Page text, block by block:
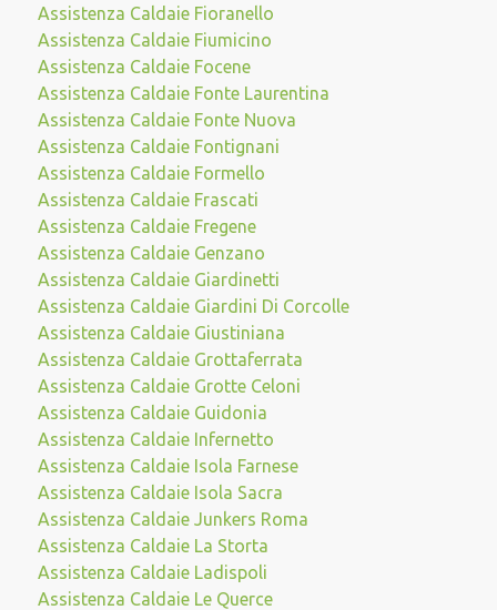
Assistenza Caldaie Fioranello
Assistenza Caldaie Fiumicino
Assistenza Caldaie Focene
Assistenza Caldaie Fonte Laurentina
Assistenza Caldaie Fonte Nuova
Assistenza Caldaie Fontignani
Assistenza Caldaie Formello
Assistenza Caldaie Frascati
Assistenza Caldaie Fregene
Assistenza Caldaie Genzano
Assistenza Caldaie Giardinetti
Assistenza Caldaie Giardini Di Corcolle
Assistenza Caldaie Giustiniana
Assistenza Caldaie Grottaferrata
Assistenza Caldaie Grotte Celoni
Assistenza Caldaie Guidonia
Assistenza Caldaie Infernetto
Assistenza Caldaie Isola Farnese
Assistenza Caldaie Isola Sacra
Assistenza Caldaie Junkers Roma
Assistenza Caldaie La Storta
Assistenza Caldaie Ladispoli
Assistenza Caldaie Le Querce